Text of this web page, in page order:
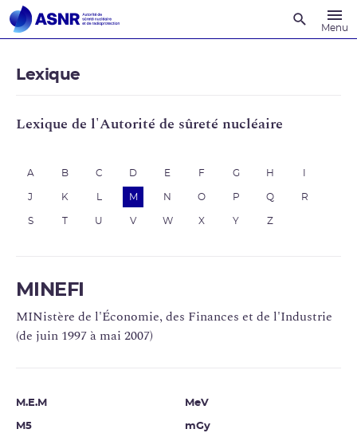
Menu
Lexique
Lexique de l'Autorité de sûreté nucléaire
A B C D E F G H
J K M N O P Q R
S U V W X Y Z
MINEFI
MINistère de l'Économie, des Finances et de l'Industrie
(de juin 1997 à mai 2007)
M.E.M
M5
MeV
mGy